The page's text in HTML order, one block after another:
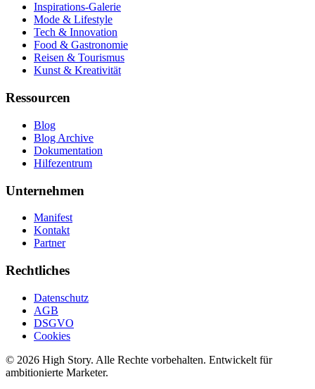
Inspirations-Galerie
Mode & Lifestyle
Tech & Innovation
Food & Gastronomie
Reisen & Tourismus
Kunst & Kreativität
Ressourcen
Blog
Blog Archive
Dokumentation
Hilfezentrum
Unternehmen
Manifest
Kontakt
Partner
Rechtliches
Datenschutz
AGB
DSGVO
Cookies
© 2026 High Story. Alle Rechte vorbehalten. Entwickelt für
ambitionierte Marketer.